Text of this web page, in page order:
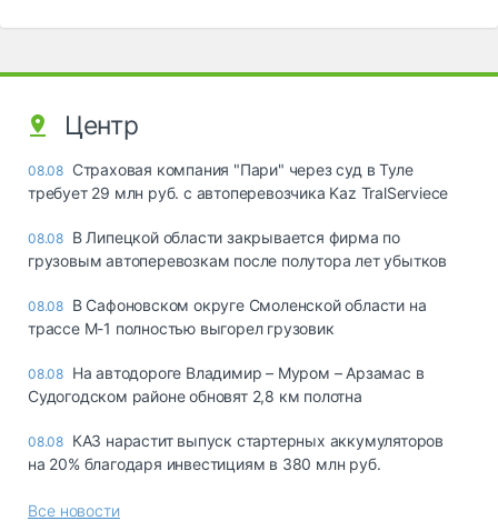
Центр
08.08 Страховая компания "Пари" через суд в Туле
требует 29 млн руб. с автоперевозчика Kaz TralServiece
08.08 В Липецкой области закрывается фирма по
грузовым автоперевозкам после полутора лет убытков
08.08 В Сафоновском округе Смоленской области на
трассе М-1 полностью выгорел грузовик
08.08 На автодороге Владимир – Муром – Арзамас в
Судогодском районе обновят 2,8 км полотна
08.08 КАЗ нарастит выпуск стартерных аккумуляторов
на 20% благодаря инвестициям в 380 млн руб.
Все новости